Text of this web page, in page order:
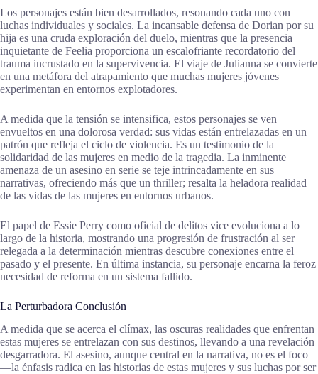
Los personajes están bien desarrollados, resonando cada uno con
luchas individuales y sociales. La incansable defensa de Dorian por su
hija es una cruda exploración del duelo, mientras que la presencia
inquietante de Feelia proporciona un escalofriante recordatorio del
trauma incrustado en la supervivencia. El viaje de Julianna se convierte
en una metáfora del atrapamiento que muchas mujeres jóvenes
experimentan en entornos explotadores.
A medida que la tensión se intensifica, estos personajes se ven
envueltos en una dolorosa verdad: sus vidas están entrelazadas en un
patrón que refleja el ciclo de violencia. Es un testimonio de la
solidaridad de las mujeres en medio de la tragedia. La inminente
amenaza de un asesino en serie se teje intrincadamente en sus
narrativas, ofreciendo más que un thriller; resalta la heladora realidad
de las vidas de las mujeres en entornos urbanos.
El papel de Essie Perry como oficial de delitos vice evoluciona a lo
largo de la historia, mostrando una progresión de frustración al ser
relegada a la determinación mientras descubre conexiones entre el
pasado y el presente. En última instancia, su personaje encarna la feroz
necesidad de reforma en un sistema fallido.
La Perturbadora Conclusión
A medida que se acerca el clímax, las oscuras realidades que enfrentan
estas mujeres se entrelazan con sus destinos, llevando a una revelación
desgarradora. El asesino, aunque central en la narrativa, no es el foco
—la énfasis radica en las historias de estas mujeres y sus luchas por ser